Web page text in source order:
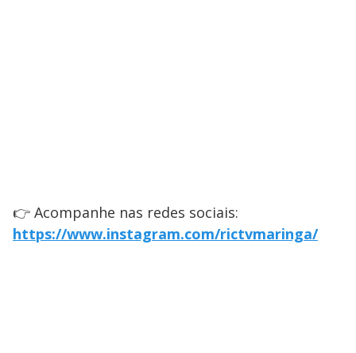
👉 Acompanhe nas redes sociais:
https://www.instagram.com/rictvmaringa/